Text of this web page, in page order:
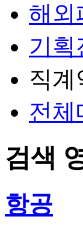
해외
기획
직계
전체
검색
항공